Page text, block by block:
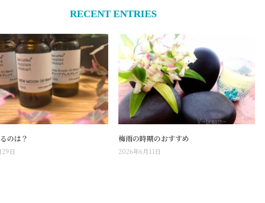
RECENT ENTRIES
のは？
日
梅雨の時期のおすすめ
2026年6月11日